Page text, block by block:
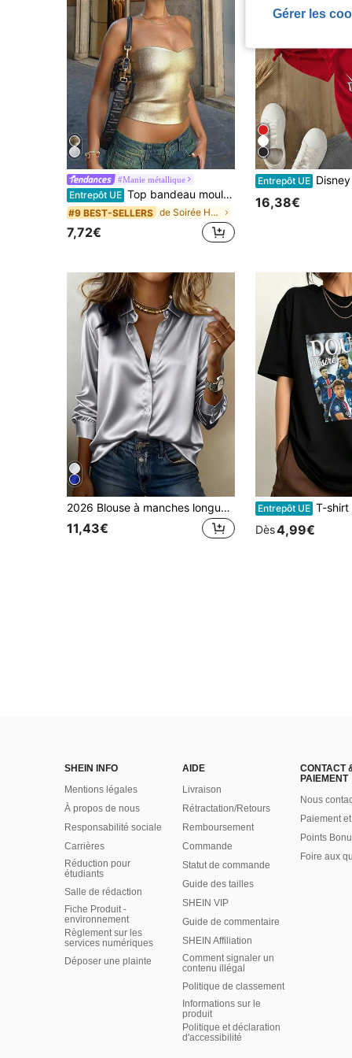
#Manie métallique
Entrepôt UE Top bandeau moulant extensible pour femme, revêtement PU doré métallique, style mode d'été, adapté pour boîte de nuit, soirée, tenue quotidienne, festival de musique et concert, Y2K
#9 BEST-SELLERS de Soirée Hauts pour femmes
7,72€
Entrepôt UE Disney T-
16,38€
2026 Blouse à manches longues polyvalente à col, couleur unie à la mode pour le travail, chemise en faux soie pour femmes au printemps
11,43€
Entrepôt UE T-shirt Doué Désiré Joueurs
Dès4,99€
SHEIN INFO
Mentions légales
À propos de nous
Responsabilité sociale
Carrières
Réduction pour
étudiants
Salle de rédaction
Fiche Produit -
environnement
Règlement sur les
services numériques
Déposer une plainte
AIDE
Livraison
Rétractation/Retours
Remboursement
Commande
Statut de commande
Guide des tailles
SHEIN VIP
Guide de commentaire
SHEIN Affiliation
Comment signaler un
contenu illégal
Politique de classement
Informations sur le
produit
Politique et déclaration
d'accessibilité
CONTACT
PAIEMENT
Nous
Paiement
Points
Foire aux
Gérer les